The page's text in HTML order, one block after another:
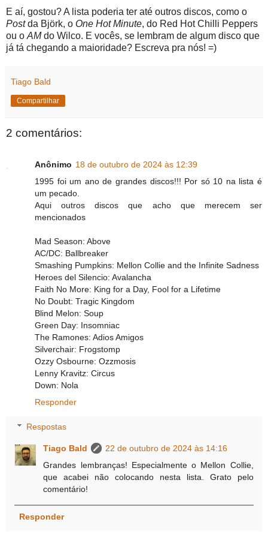
E aí, gostou? A lista poderia ter até outros discos, como o
Postda Björk, o One Hot Minute, do Red Hot Chilli Peppers
ou o AMdo Wilco. E vocês, se lembram de algum disco que
já tá chegando a maioridade? Escreva pra nós! =)
Tiago Bald
Compartilhar
2 comentários:
Anônimo 18 de outubro de 2024 às 12:39
1995 foi um ano de grandes discos!!! Por só 10 na lista é
um pecado.
Aqui outros discos que acho que merecem ser
mencionados
Mad Season: Above
AC/DC: Ballbreaker
Smashing Pumpkins: Mellon Collie and the Infinite Sadness
Heroes del Silencio: Avalancha
Faith No More: King for a Day, Fool for a Lifetime
No Doubt: Tragic Kingdom
Blind Melon: Soup
Green Day: Insomniac
The Ramones: Adios Amigos
Silverchair: Frogstomp
Ozzy Osbourne: Ozzmosis
Lenny Kravitz: Circus
Down: Nola
Responder
Respostas
Tiago Bald
22 de outubro de 2024 às 14:16
Grandes lembranças! Especialmente o Mellon Collie,
que acabei não colocando nesta lista. Grato pelo
comentário!
Responder